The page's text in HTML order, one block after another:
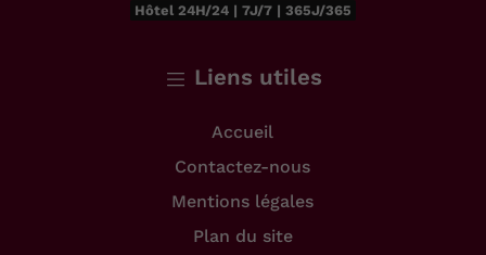
Hôtel 24H/24 | 7J/7 | 365J/365
Liens utiles
Accueil
Contactez-nous
Mentions légales
Plan du site